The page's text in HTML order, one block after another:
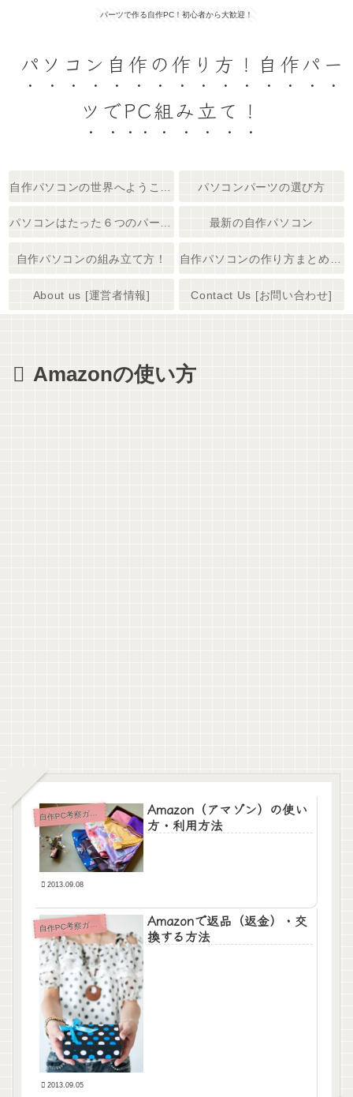
パーツで作る自作PC！初心者から大歓迎！
パソコン自作の作り方！自作パー
ツでPC組み立て！
パソコンパーツの選び方
パソコンはたった６つのパーツで出来てる 最新の自作パソコン
自作パソコンの組み立て方！
About us [運営者情報] Contact Us [お問い合わせ]
Amazonの使い方
自
作PC考察ガイド
Amazon（アマゾン）の使い
方・利用方法
2013.09.08
自
作PC考察ガイド
Amazonで返品（返金）・交
換する方法
2013.09.05